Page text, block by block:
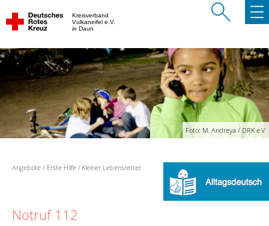
Kreisverband
Vulkaneifel e.V.
in Daun
Foto: M. Andreya / DRK e.V.
Angebote Erste Hilfe Kleiner Lebensretter
Notruf 112